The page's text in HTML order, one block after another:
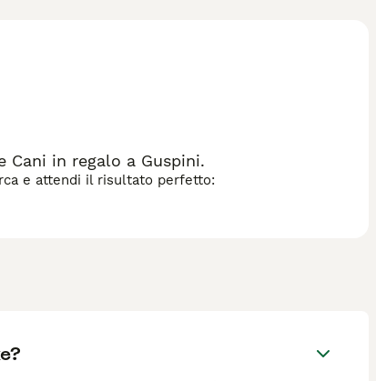
Cani in regalo a Guspini.
e attendi il risultato perfetto: